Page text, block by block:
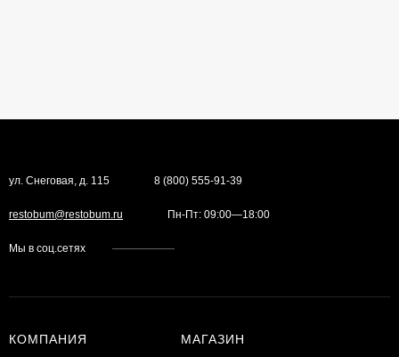
ул. Снеговая, д. 115 8 (800) 555-91-39
restobum@restobum.ru Пн-Пт: 09:00—18:00
Мы в соц.сетях
КОМПАНИЯ МАГАЗИН